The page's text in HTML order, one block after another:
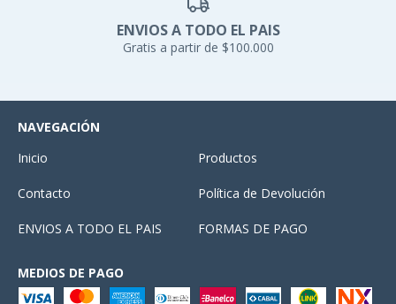
ENVIOS A TODO EL PAIS
Gratis a partir de $100.000
NAVEGACIÓN
Inicio
Productos
Contacto Política de Devolución
ENVIOS A TODO EL PAIS FORMAS DE PAGO
MEDIOS DE PAGO